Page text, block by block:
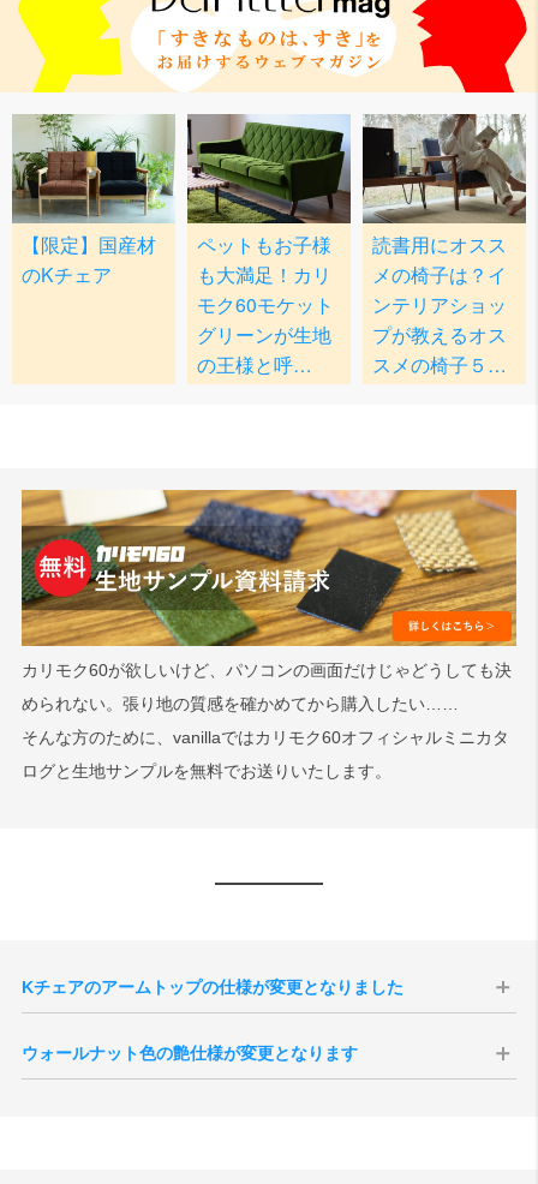
カリモク60が欲しいけど、パソコンの画面だけじゃどうしても決
められない。張り地の質感を確かめてから購入したい……
そんな方のために、vanillaではカリモク60オフィシャルミニカタ
ログと生地サンプルを無料でお送りいたします。
Kチェアのアームトップの仕様が変更となりました
ップ部のみ「ラバートリー材」から「ブナ材」へと仕様が変更となり
ました。ブナ材はラバートリー材に比べ導管が緻密かつ、滑らかで
ウォールナット色の艶仕様が変更となります